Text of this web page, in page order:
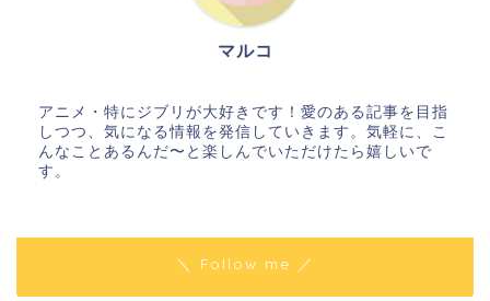
マルコ
アニメ・特にジブリが大好きです！愛のある記事を目指
しつつ、気になる情報を発信していきます。気軽に、こ
んなことあるんだ〜と楽しんでいただけたら嬉しいで
す。
＼ Follow me ／